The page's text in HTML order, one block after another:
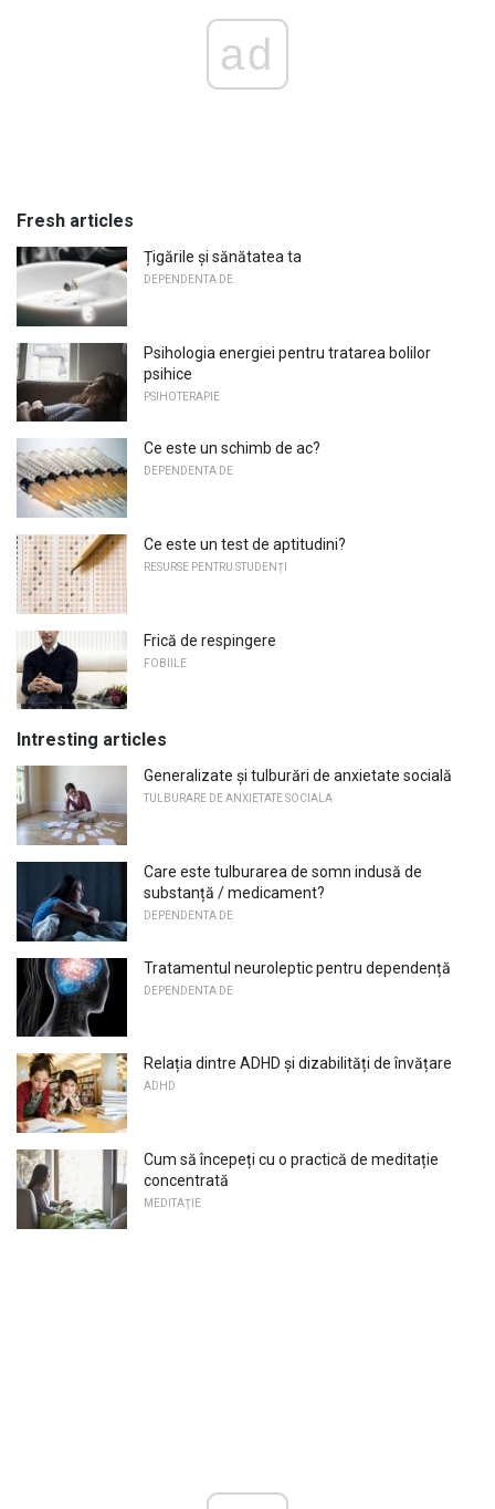
ad
Fresh articles
Țigările și sănătatea ta
DEPENDENTA DE
Psihologia energiei pentru tratarea bolilor
psihice
PSIHOTERAPIE
Ce este un schimb de ac?
DEPENDENTA DE
Ce este un test de aptitudini?
RESURSE PENTRU STUDENȚI
Frică de respingere
FOBIILE
Intresting articles
Generalizate și tulburări de anxietate socială
TULBURARE DE ANXIETATE SOCIALA
Care este tulburarea de somn indusă de
substanță / medicament?
DEPENDENTA DE
Tratamentul neuroleptic pentru dependență
DEPENDENTA DE
Relația dintre ADHD și dizabilități de învățare
ADHD
Cum să începeți cu o practică de meditație
concentrată
MEDITAŢIE